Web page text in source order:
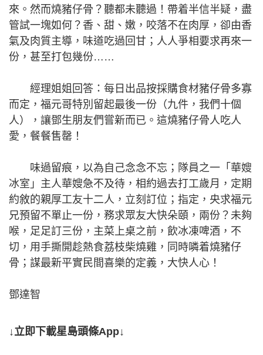
來。然而燒豬仔骨？聽都未聽過！帶着半信半疑，盡
管試一塊如何？香、甜、嫩，咬落不在肉厚，卻由香
氣及肉質主導，味道吃過回甘；人人爭相要求再來一
份，甚至打包幾份……
經理姐姐回答：每日出品按採購食材豬仔骨多寡
而定，福元哥特別留起最後一份（九件，我們十個
人），讓鄧生朋友們嘗新而已。這燒豬仔骨人吃人
愛，餐餐售罄！
味過留痕，以為自己念念不忘；隊員之一「華嫂
冰室」主人華嫂急不及待，相約過去打工歲月，定期
約敘的親厚工友十二人，立刻訂位；指定，央求福元
兄預留不單止一份，務求眾友大快朵頤，兩份？未夠
喉，足足訂三份，主菜上桌之前，飲冰凍啤酒，不
切，用手撕開趁熱食荔枝柴燒雞，同時噒着燒豬仔
骨；謀最新平實民間喜樂的定義，大快人心！
鄧達智
↓立即下載星島頭條App↓